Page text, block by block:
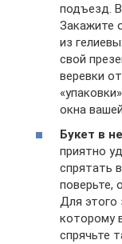
подъезд.
Закажите
из
свой
веревки
окна
Букет в
приятно
спрятать
поверьте,
Для этого
которому
спрячьте